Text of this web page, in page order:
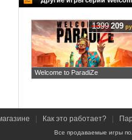
Welcome to ParadiZe
1399 209
Как это работает?
Все продаваемые игры